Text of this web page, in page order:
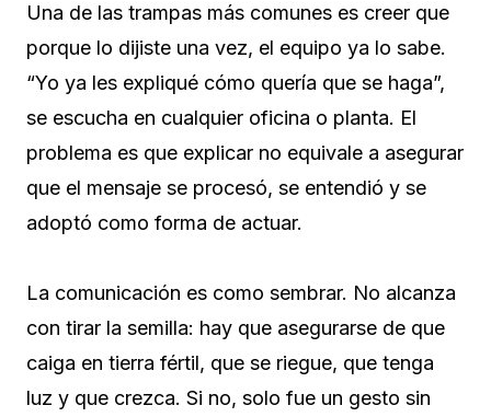
Una de las trampas más comunes es creer que
porque lo dijiste una vez, el equipo ya lo sabe.
“Yo ya les expliqué cómo quería que se haga”,
se escucha en cualquier oficina o planta. El
problema es que explicar no equivale a asegurar
que el mensaje se procesó, se entendió y se
adoptó como forma de actuar.
La comunicación es como sembrar. No alcanza
con tirar la semilla: hay que asegurarse de que
caiga en tierra fértil, que se riegue, que tenga
luz y que crezca. Si no, solo fue un gesto sin